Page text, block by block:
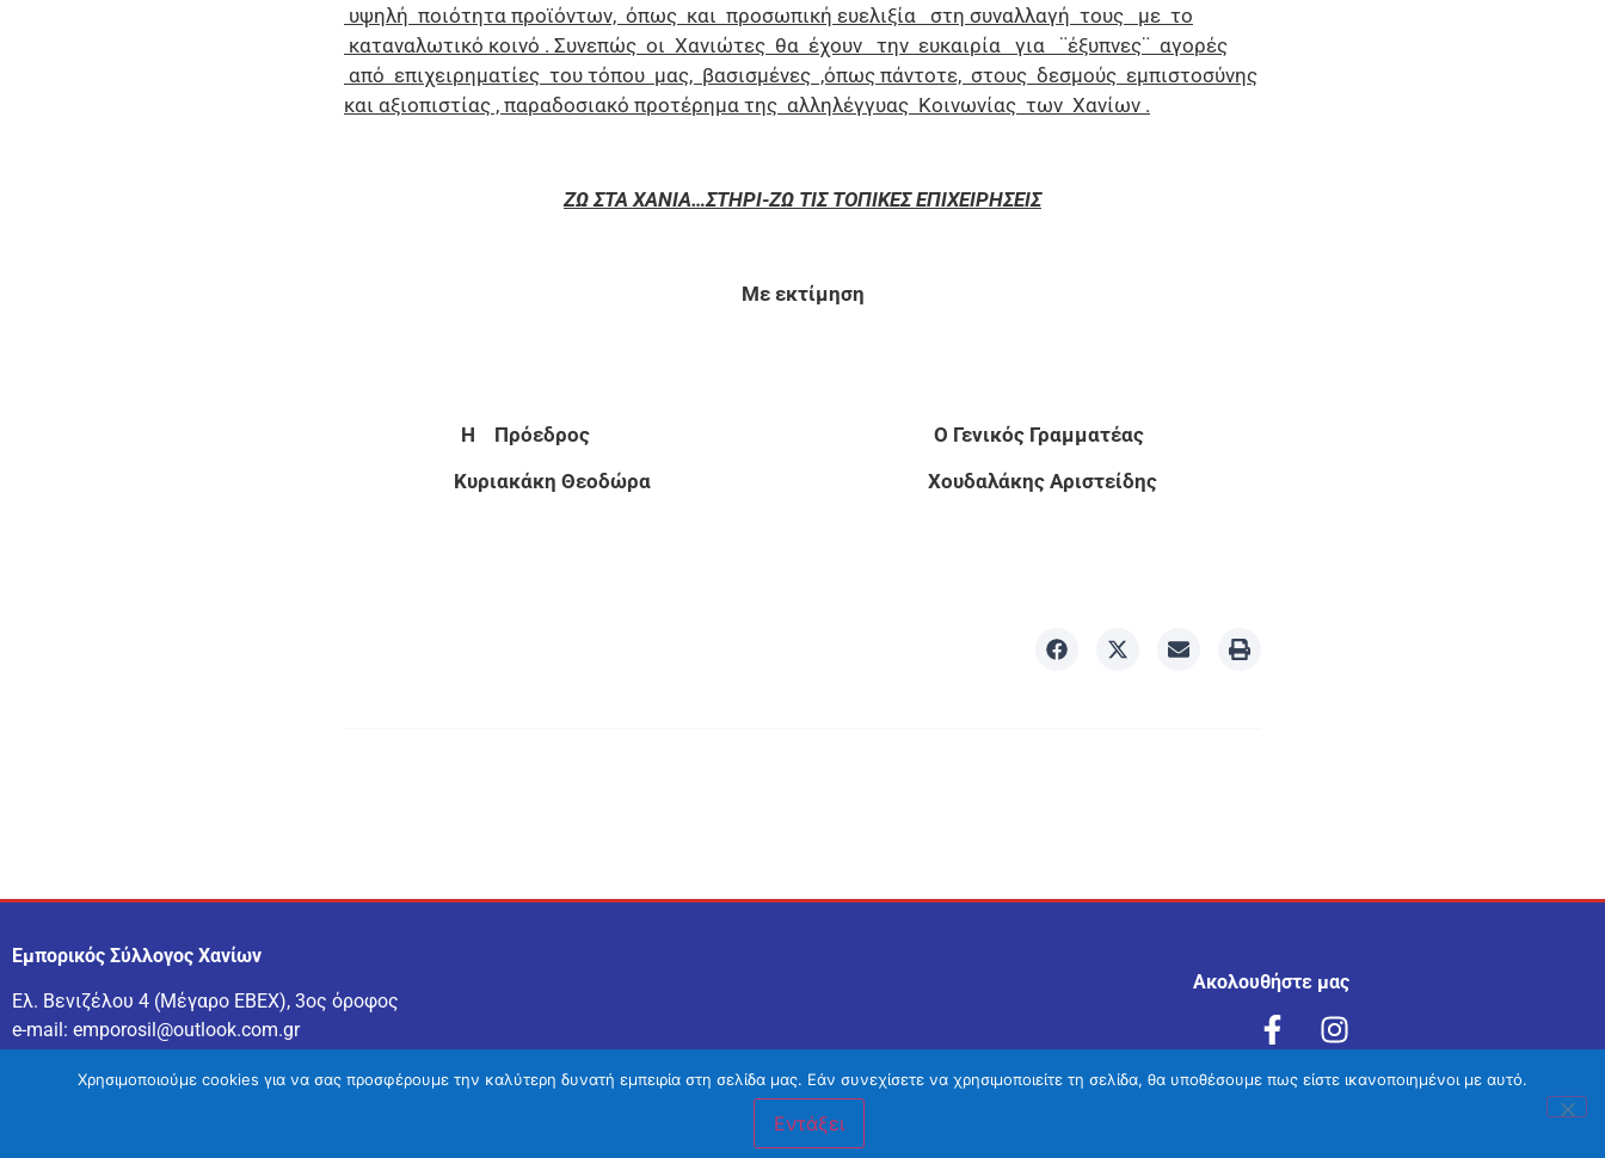
υψηλή ποιότητα προϊόντων, όπως και προσωπική ευελιξία στη συναλλαγή τους με το
καταναλωτικό κοινό . Συνεπώς οι Χανιώτες θα έχουν την ευκαιρία για ¨έξυπνες¨ αγορές
από επιχειρηματίες του τόπου μας, βασισμένες ,όπως πάντοτε, στους δεσμούς εμπιστοσύνης
και αξιοπιστίας , παραδοσιακό προτέρημα της αλληλέγγυας Κοινωνίας των Χανίων .
ΖΩ ΣΤΑ ΧΑΝΙΑ…ΣΤΗΡΙ-ΖΩ ΤΙΣ ΤΟΠΙΚΕΣ ΕΠΙΧΕΙΡΗΣΕΙΣ
Με εκτίμηση
Η Πρόεδρος Ο Γενικός Γραμματέας
Κυριακάκη Θεοδώρα Χουδαλάκης Αριστείδης
Εμπορικός Σύλλογος Χανίων
Ελ. Βενιζέλου 4 (Μέγαρο ΕΒΕΧ), 3ος όροφος
e-mail: emporosil@outlook.com.gr
Ακολουθήστε μας
Κατασκευή ιστοσελίδων Χανιά
Χρησιμοποιούμε cookies για να σας προσφέρουμε την καλύτερη δυνατή εμπειρία στη σελίδα μας. Εάν συνεχίσετε να χρησιμοποιείτε τη σελίδα, θα υποθέσουμε πως είστε ικανοποιημένοι με αυτό.
Εντάξει